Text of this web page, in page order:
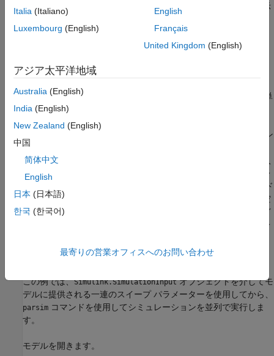
なタンクです。このモデルで使用されている重要な変数を次に示
します。
はタンク (幅) の断面積を表します。
変数hは高さを表します。
変数TotalCost
はタンク 1 杯分の製品の生産コストをドル単
位で表します。
シミュレーション マネージャーを使用すると、シミュレーション
の実行中にシミュレーションの解析を行うことができます。シミ
ュレーションが進行中である場合、シミュレーションの出力を入
力パラメーターに対してプロットすることで、モデルのシミュレ
ーション データを可視化できます。シミュレーションのトレンド
を、その発生時に可視化することで、シミュレーションの設計空
間を理解し、シミュレーションが要件通りに実行されているかど
うかを評価できます。進行が想定どおりではない場合、シミュレ
この例では、Simulink.SimulationInputオブジェクトを介してモ
デルに提供される一連のスイープ パラメーターを使用してから、
parsim コマンドを使用してシミュレーションを並列で実行しま
す。
モデルを開きます。
Italia (Italiano)
Luxembourg (English)
English
Français
United Kingdom (English)
アジア太平洋地域
Australia (English)
India (English)
New Zealand (English)
中国
简体中文
English
日本 (日本語)
한국 (한국어)
最寄りの営業オフィスへのお問い合わせ